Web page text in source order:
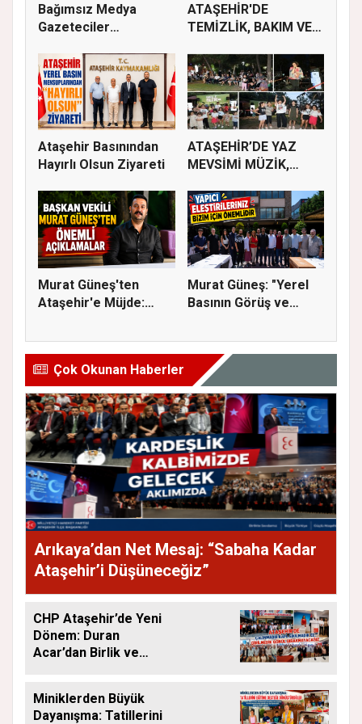
Bağımsız Medya
Gazeteciler
ATAŞEHİR'DE
TEMİZLİK, BAKIM VE
Ataşehir Basınından
Hayırlı Olsun Ziyareti
ATAŞEHİR’DE YAZ
MEVSİMİ MÜZİK,
Murat Güneş'ten
Ataşehir'e Müjde:
Murat Güneş: "Yerel
Basının Görüş ve
Çok Okunan Haberler
Arıkaya’dan Net Mesaj: “Sabaha Kadar
Ataşehir’i Düşüneceğiz”
CHP Ataşehir’de Yeni
Dönem: Duran
Acar’dan Birlik ve
Miniklerden Büyük
Dayanışma: Tatillerini